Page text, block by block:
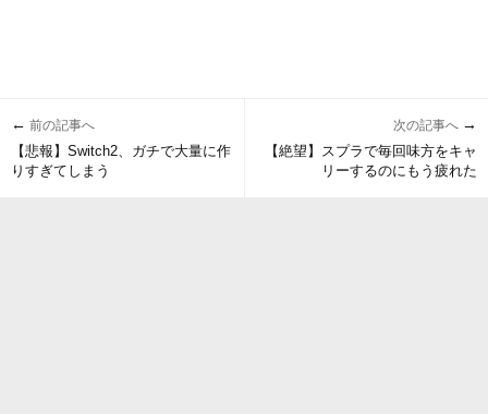
← 前の記事へ
【悲報】Switch2、ガチで大量に作
りすぎてしまう
次の記事へ →
【絶望】スプラで毎回味方をキャ
リーするのにもう疲れた